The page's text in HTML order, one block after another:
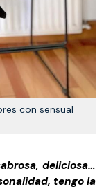
con sensual
deliciosa…
tengo la